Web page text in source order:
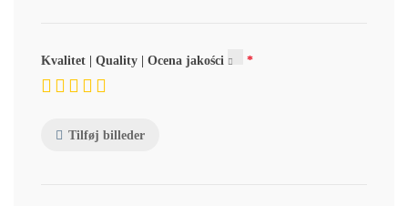
Kvalitet | Quality | Ocena jakości
Tilføj billeder